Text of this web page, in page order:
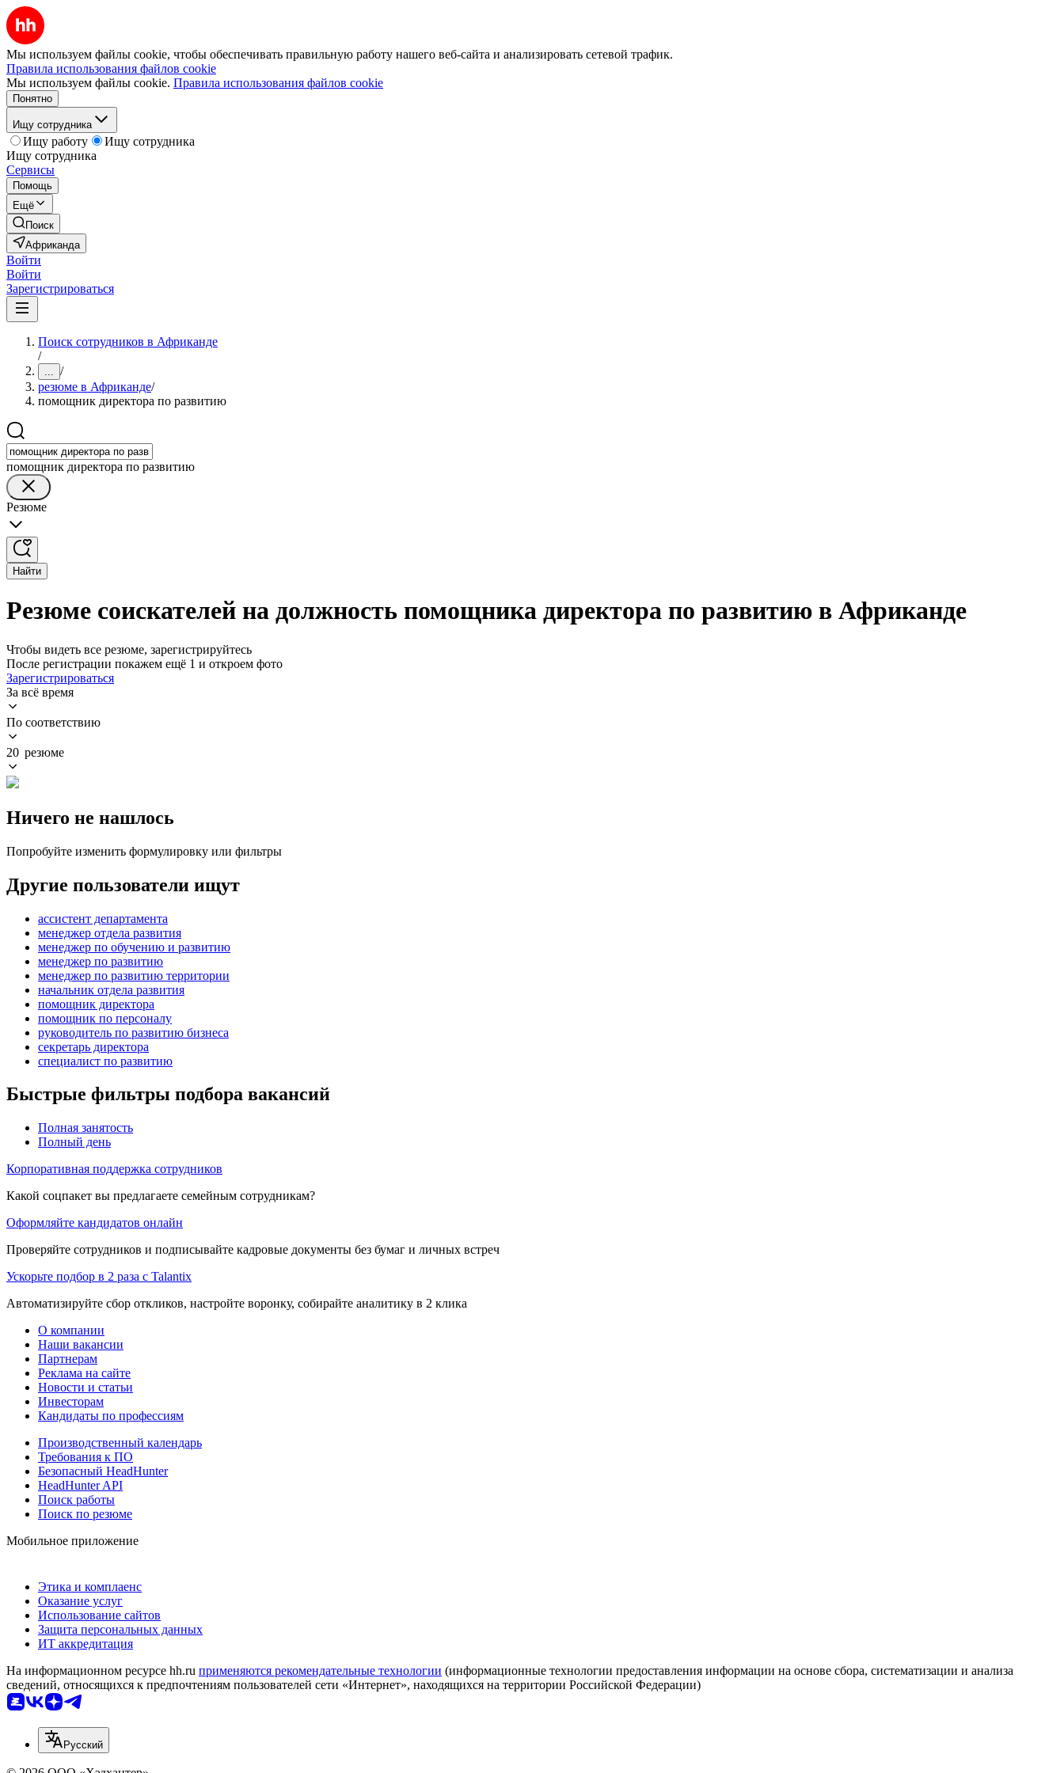
Мы используем файлы cookie, чтобы обеспечивать правильную работу нашего веб-сайта и анализировать сетевой трафик.
Правила использования файлов cookie
Мы используем файлы cookie. Правила использования файлов cookie
Понятно
Ищу сотрудника
Ищу работу
Ищу сотрудника
Ищу сотрудника
Сервисы
Помощь
Ещё
Поиск
Африканда
Войти
Войти
Зарегистрироваться
Поиск сотрудников в Африканде
/
... /
резюме в Африканде/
помощник директора по развитию
помощник директора по развитию
Резюме
Найти
Резюме соискателей на должность помощника директора по развитию в Африканде
Чтобы видеть все резюме, зарегистрируйтесь
После регистрации покажем ещё 1 и откроем фото
Зарегистрироваться
За всё время
По соответствию
20 резюме
Ничего не нашлось
Попробуйте изменить формулировку или фильтры
Другие пользователи ищут
ассистент департамента
менеджер отдела развития
менеджер по обучению и развитию
менеджер по развитию
менеджер по развитию территории
начальник отдела развития
помощник директора
помощник по персоналу
руководитель по развитию бизнеса
секретарь директора
специалист по развитию
Быстрые фильтры подбора вакансий
Полная занятость
Полный день
Корпоративная поддержка сотрудников
Какой соцпакет вы предлагаете семейным сотрудникам?
Оформляйте кандидатов онлайн
Проверяйте сотрудников и подписывайте кадровые документы без бумаг и личных встреч
Ускорьте подбор в 2 раза с Talantix
Автоматизируйте сбор откликов, настройте воронку, собирайте аналитику в 2 клика
О компании
Наши вакансии
Партнерам
Реклама на сайте
Новости и статьи
Инвесторам
Кандидаты по профессиям
Производственный календарь
Требования к ПО
Безопасный HeadHunter
HeadHunter API
Поиск работы
Поиск по резюме
Мобильное приложение
Этика и комплаенс
Оказание услуг
Использование сайтов
Защита персональных данных
ИТ аккредитация
На информационном ресурсе hh.ru применяются рекомендательные технологии (информационные технологии предоставления информации на основе сбора, систематизации и анализа
сведений, относящихся к предпочтениям пользователей сети «Интернет», находящихся на территории Российской Федерации)
Русский